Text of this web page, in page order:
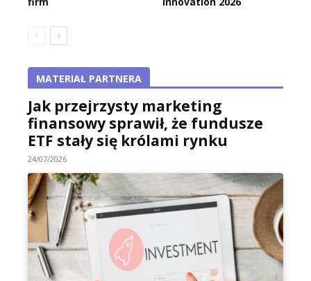
MATERIAŁ PARTNERA
Jak przejrzysty marketing
finansowy sprawił, że fundusze
ETF stały się królami rynku
24/07/2026